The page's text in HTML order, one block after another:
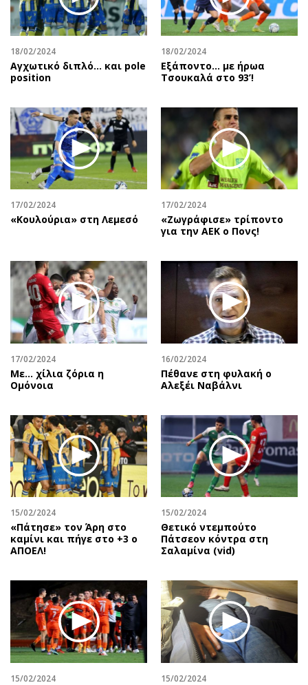
18/02/2024
Αγχωτικό διπλό… και pole
position
18/02/2024
Εξάποντο… με ήρωα
Τσουκαλά στο 93’!
17/02/2024
«Κουλούρια» στη Λεμεσό
17/02/2024
«Ζωγράφισε» τρίποντο
για την ΑΕΚ ο Πονς!
17/02/2024
Με... χίλια ζόρια η
Ομόνοια
16/02/2024
Πέθανε στη φυλακή ο
Αλεξέι Ναβάλνι
15/02/2024
«Πάτησε» τον Άρη στο
καμίνι και πήγε στο +3 ο
ΑΠΟΕΛ!
15/02/2024
Θετικό ντεμπούτο
Πάτσεον κόντρα στη
Σαλαμίνα (vid)
15/02/2024 15/02/2024